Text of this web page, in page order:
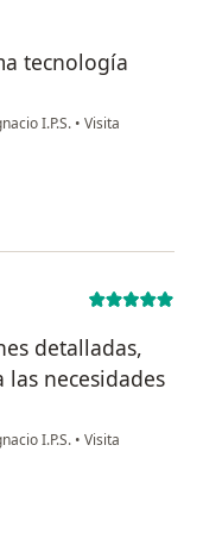
tecnología
I.P.S. • Visita
detalladas,
necesidades
I.P.S. • Visita